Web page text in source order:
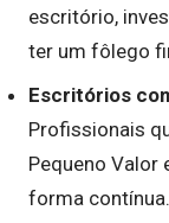
escritório,
ter um fôlego
Escritórios
Profissionais
Pequeno Valor
forma